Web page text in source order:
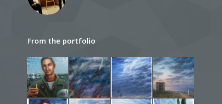
From the portfolio